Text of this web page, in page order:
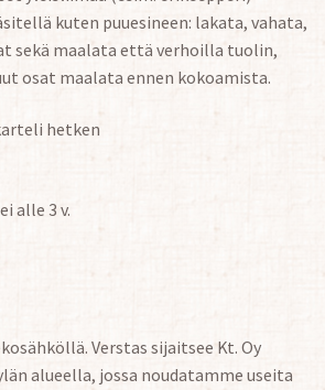
kuten puuesineen: lakata, vahata,
sekä maalata että verhoilla tuolin,
osat maalata ennen kokoamista.
hetken
alle 3 v.
Verstas sijaitsee Kt. Oy
alueella, jossa noudatamme useita